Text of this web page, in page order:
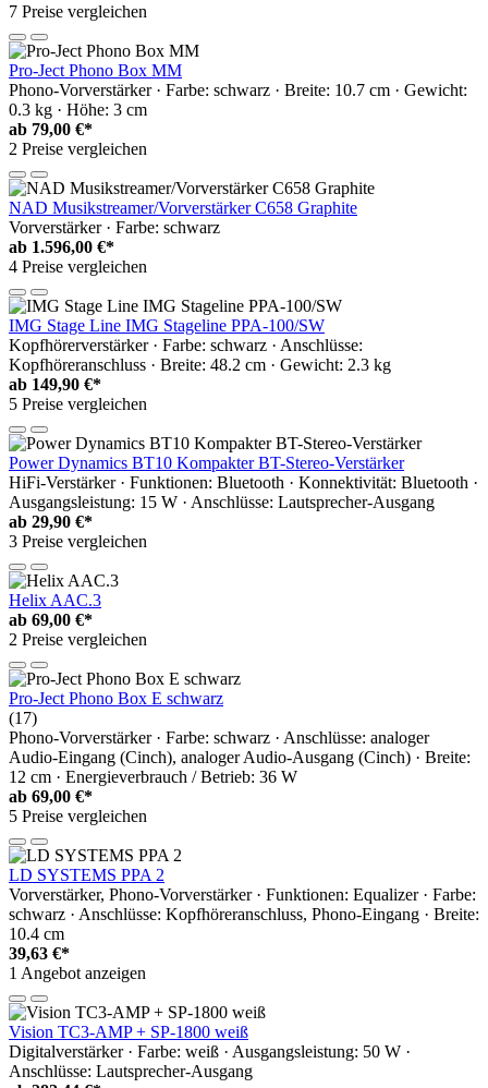
7 Preise vergleichen
Pro-Ject Phono Box MM
Phono-Vorverstärker · Farbe: schwarz · Breite: 10.7 cm · Gewicht:
0.3 kg · Höhe: 3 cm
ab 79,00 €*
2 Preise vergleichen
NAD Musikstreamer/Vorverstärker C658 Graphite
Vorverstärker · Farbe: schwarz
ab 1.596,00 €*
4 Preise vergleichen
IMG Stage Line IMG Stageline PPA-100/SW
Kopfhörerverstärker · Farbe: schwarz · Anschlüsse:
Kopfhöreranschluss · Breite: 48.2 cm · Gewicht: 2.3 kg
ab 149,90 €*
5 Preise vergleichen
Power Dynamics BT10 Kompakter BT-Stereo-Verstärker
HiFi-Verstärker · Funktionen: Bluetooth · Konnektivität: Bluetooth ·
Ausgangsleistung: 15 W · Anschlüsse: Lautsprecher-Ausgang
ab 29,90 €*
3 Preise vergleichen
Helix AAC.3
ab 69,00 €*
2 Preise vergleichen
Pro-Ject Phono Box E schwarz
(17)
Phono-Vorverstärker · Farbe: schwarz · Anschlüsse: analoger
Audio-Eingang (Cinch), analoger Audio-Ausgang (Cinch) · Breite:
12 cm · Energieverbrauch / Betrieb: 36 W
ab 69,00 €*
5 Preise vergleichen
LD SYSTEMS PPA 2
Vorverstärker, Phono-Vorverstärker · Funktionen: Equalizer · Farbe:
schwarz · Anschlüsse: Kopfhöreranschluss, Phono-Eingang · Breite:
10.4 cm
39,63 €*
1 Angebot anzeigen
Vision TC3-AMP + SP-1800 weiß
Digitalverstärker · Farbe: weiß · Ausgangsleistung: 50 W ·
Anschlüsse: Lautsprecher-Ausgang